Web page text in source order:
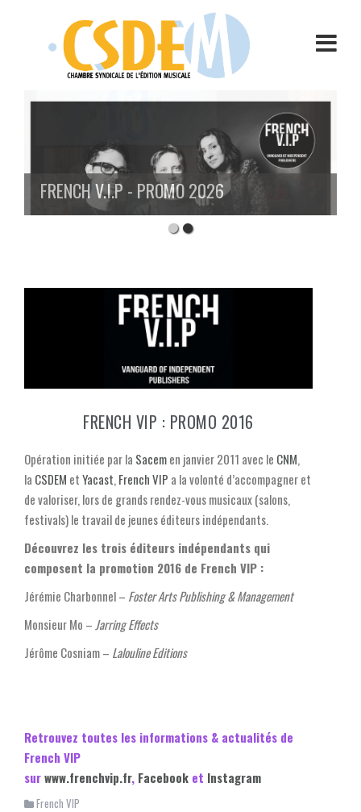
FRENCH V.I.P - PROMO 2026
FRENCH VIP : PROMO 2016
Opération initiée par la Sacemen janvier 2011 avec le CNM,
la CSDEM etYacast, French VIP a la volonté d’accompagner et
de valoriser, lors de grands rendez-vous musicaux (salons,
festivals) le travail de jeunes éditeurs indépendants.
Découvrez les trois éditeurs indépendants qui
composent la promotion 2016 de French VIP :
Jérémie Charbonnel – Foster Arts Publishing & Management
Monsieur Mo – Jarring Effects
Jérôme Cosniam – Lalouline Editions
Retrouvez toutes les informations & actualités de
French VIP
surwww.frenchvip.fr, Facebook et Instagram
French VIP